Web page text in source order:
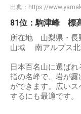
出典： https://
81位：駒津峰 標
所在地 山梨県・長
山域 南アルプス北
日本百名山に選ば
指の名峰で、岩が露
ができます。広い
するにも最適です。